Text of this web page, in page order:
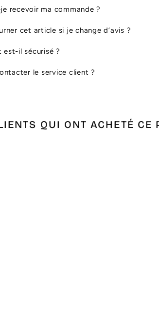
recevoir ma commande ?
cet article si je change d’avis ?
est-il sécurisé ?
le service client ?
QUI ONT ACHETÉ